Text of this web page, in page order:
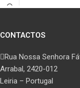
CONTACTOS
Rua Nossa Senhora
Arrabal, 2420-012
Leiria – Portugal